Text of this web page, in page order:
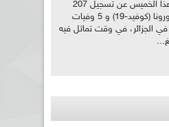
المستشفيات في بيان هذا الخميس عن تسجيل 207
إصابة جديدة بفيروس كورونا (كوفيد-19) و 5 وفيات
الأخيرة في الجزائر، في وقت تماثل فيه